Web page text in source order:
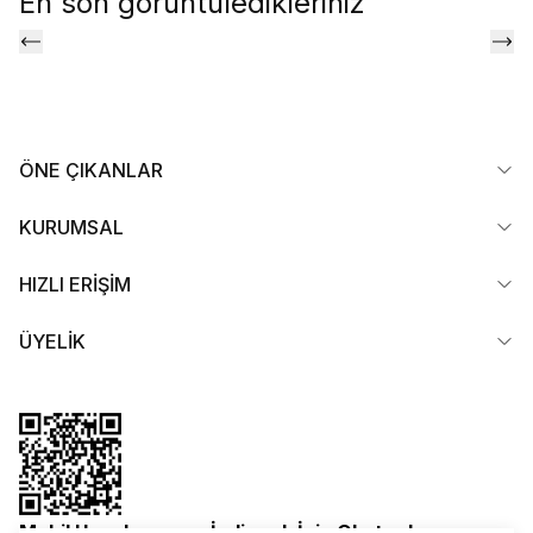
ÖNE ÇIKANLAR
KURUMSAL
HIZLI ERİŞİM
ÜYELİK